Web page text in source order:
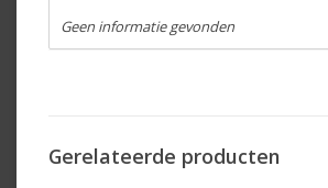
Geen informatie gevonden
Gerelateerde producten